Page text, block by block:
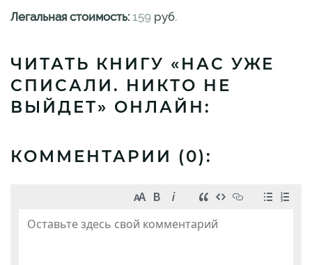
Легальная стоимость: 159 руб.
ЧИТАТЬ КНИГУ «НАС УЖЕ
СПИСАЛИ. НИКТО НЕ
ВЫЙДЕТ» ОНЛАЙН:
КОММЕНТАРИИ (0):